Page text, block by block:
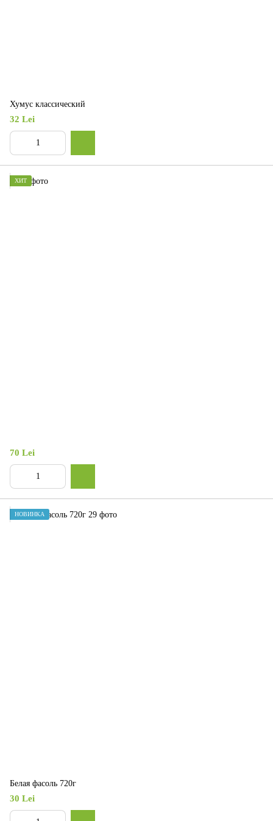
Хумус классический
32 Lei
ХИТ
70 Lei
НОВИНКА
Белая фасоль 720г
30 Lei